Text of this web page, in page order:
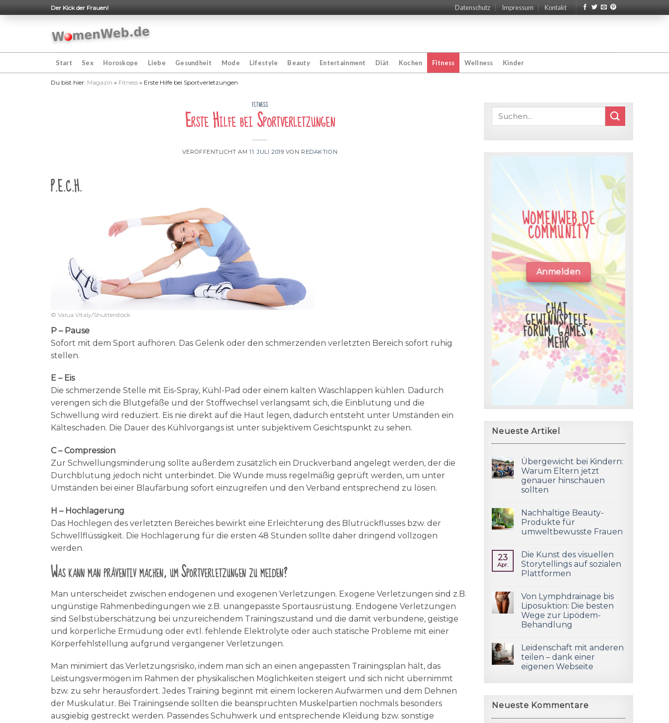
to
Der Kick der Frauen! Datenschutz Impressum Kontakt
Start Sex Horoskope Liebe Gesundheit Mode Lifestyle Beauty Entertainment Diät Kochen Fitness Wellness Kinder
Du bist hier: Magazin » Fitness » Erste Hilfe bei Sportverletzungen
FITNESS
Erste Hilfe bei Sportverletzungen
VERÖFFENTLICHT AM 11. JULI 2019 VON REDAKTION
P.E.C.H.
© Valua Vitaly/Shutterstock
P – Pause
Sofort mit dem Sport aufhören. Das Gelenk oder den schmerzenden verletzten Bereich sofort ruhig
stellen.
E – Eis
Die schmerzende Stelle mit Eis-Spray, Kühl-Pad oder einem kalten Waschlappen kühlen. Dadurch
verengen sich die Blutgefäße und der Stoffwechsel verlangsamt sich, die Einblutung und die
Schwellung wird reduziert. Eis nie direkt auf die Haut legen, dadurch entsteht unter Umständen ein
Kälteschaden. Die Dauer des Kühlvorgangs ist unter subjektivem Gesichtspunkt zu sehen.
C – Compression
Zur Schwellungsminderung sollte außerdem zusätzlich ein Druckverband angelegt werden, der die
Durchblutung jedoch nicht unterbindet. Die Wunde muss regelmäßig geprüft werden, um unter
Umständen bei einer Blaufärbung sofort einzugreifen und den Verband entsprechend zu lösen.
H – Hochlagerung
Das Hochlegen des verletzten Bereiches bewirkt eine Erleichterung des Blutrückflusses bzw. der
Schwellflüssigkeit. Die Hochlagerung für die ersten 48 Stunden sollte daher dringend vollzogen
werden.
Was kann man präventiv machen, um Sportverletzungen zu meiden?
Man unterscheidet zwischen endogenen und exogenen Verletzungen. Exogene Verletzungen sind z.B.
ungünstige Rahmenbedingungen wie z.B. unangepasste Sportausrüstung. Endogene Verletzungen
sind Selbstüberschätzung bei unzureichendem Trainingszustand und die damit verbundene, geistige
und körperliche Ermüdung oder evtl. fehlende Elektrolyte oder auch statische Probleme mit einer
Körperfehlstellung aufgrund vergangener Verletzungen.
Man minimiert das Verletzungsrisiko, indem man sich an einen angepassten Trainingsplan hält, das
Leistungsvermögen im Rahmen der physikalischen Möglichkeiten steigert und sich nicht übernimmt
bzw. zu sehr herausfordert. Jedes Training beginnt mit einem lockeren Aufwärmen und dem Dehnen
der Muskulatur. Bei Trainingsende sollten die beanspruchten Muskelpartien nochmals besonders
ausgiebig gestreckt werden. Passendes Schuhwerk und entsprechende Kleidung bzw. sonstige
WOMENWEB.DE
COMMUNITY
Anmelden
CHAT,
GEWINNSPIELE,
FORUM, GAMES &
MEHR
Neueste Artikel
Übergewicht bei Kindern:
Warum Eltern jetzt
genauer hinschauen
sollten
Nachhaltige Beauty-
Produkte für
umweltbewusste Frauen
23
Apr.
Die Kunst des visuellen
Storytellings auf sozialen
Plattformen
Von Lymphdrainage bis
Liposuktion: Die besten
Wege zur Lipödem-
Behandlung
Leidenschaft mit anderen
teilen – dank einer
eigenen Webseite
Neueste Kommentare